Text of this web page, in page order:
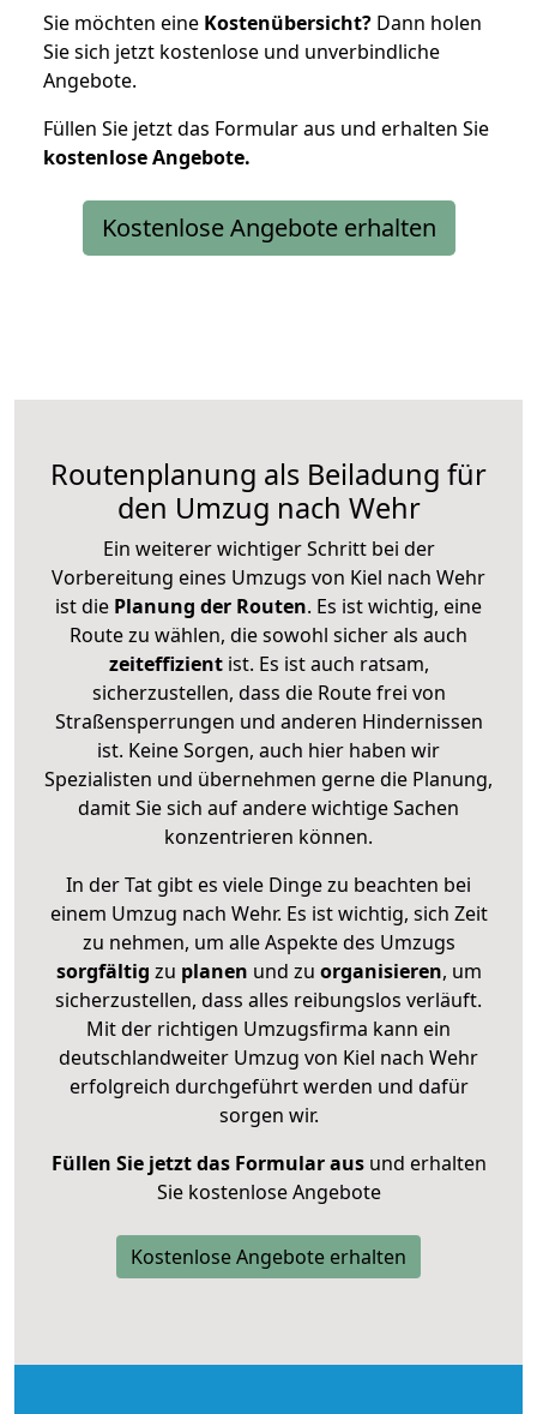
Sie möchten eine Kostenübersicht? Dann holen
Sie sich jetzt kostenlose und unverbindliche
Angebote.
Füllen Sie jetzt das Formular aus und erhalten Sie
kostenloseAngebote.
Kostenlose Angebote erhalten
Routenplanung als Beiladung für
den Umzug nach Wehr
Ein weiterer wichtiger Schritt bei der
Vorbereitung eines Umzugs von Kiel nach Wehr
ist die Planung der Routen. Es ist wichtig, eine
Route zu wählen, die sowohl sicher als auch
zeiteffizientist. Es ist auch ratsam,
sicherzustellen, dass die Route frei von
Straßensperrungen und anderen Hindernissen
ist. Keine Sorgen, auch hier haben wir
Spezialisten und übernehmen gerne die Planung,
damit Sie sich auf andere wichtige Sachen
konzentrieren können.
In der Tat gibt es viele Dinge zu beachten bei
einem Umzug nach Wehr. Es ist wichtig, sich Zeit
zu nehmen, um alle Aspekte des Umzugs
sorgfältig zu planen und zu organisieren, um
sicherzustellen, dass alles reibungslos verläuft.
Mit der richtigen Umzugsfirma kann ein
deutschlandweiter Umzug von Kiel nach Wehr
erfolgreich durchgeführt werden und dafür
sorgen wir.
Füllen Sie jetzt das Formular ausund erhalten
Sie kostenlose Angebote
Kostenlose Angebote erhalten